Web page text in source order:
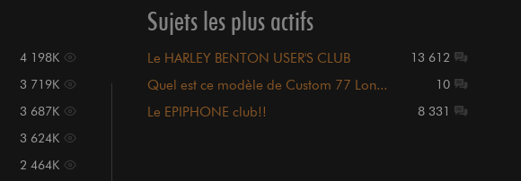
4 198K
3 719K
3 687K
3 624K
2 464K
Sujets les plus actifs
Le HARLEY BENTON USER'S CLUB 13 612
Quel est ce modèle de Custom 77 Lon... 10
Le EPIPHONE club!! 8 331